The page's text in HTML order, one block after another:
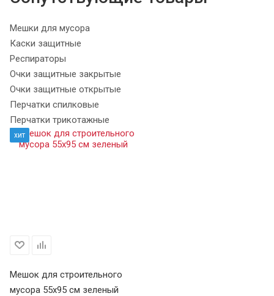
Мешки для мусора
Каски защитные
Респираторы
Очки защитные закрытые
Очки защитные открытые
Перчатки спилковые
Перчатки трикотажные
хит
Мешок для строительного
мусора 55х95 см зеленый